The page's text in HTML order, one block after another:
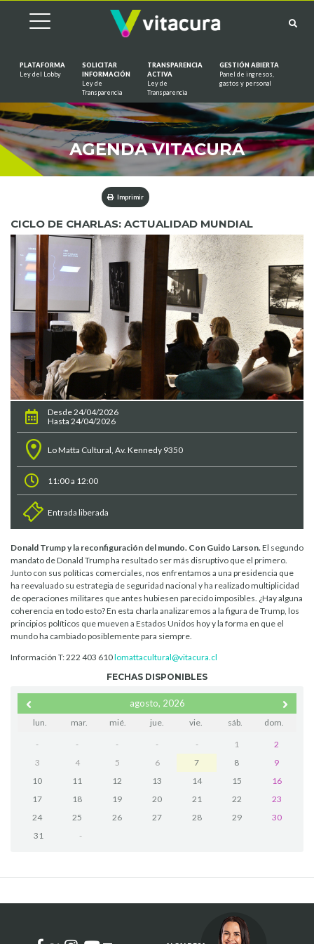
PLATAFORMA
Ley del Lobby
SOLICITAR
INFORMACIÓN
Ley de
Transparencia
TRANSPARENCIA
ACTIVA
Ley de
Transparencia
GESTIÓN ABIERTA
Panel de ingresos,
gastos y personal
AGENDA VITACURA
Imprimir
CICLO DE CHARLAS: ACTUALIDAD MUNDIAL
Desde 24/04/2026
Hasta 24/04/2026
Lo Matta Cultural, Av. Kennedy 9350
11:00 a 12:00
Entrada liberada
Donald Trump y la reconfiguración del mundo. Con Guido Larson.El segundo
mandato de Donald Trump ha resultado ser más disruptivo que el primero.
Junto con sus políticas comerciales, nos enfrentamos a una presidencia que
ha reevaluado su estrategia de seguridad nacional y ha realizado multiplicidad
de operaciones militares que antes hubiesen parecido imposibles. ¿Hay alguna
coherencia en todo esto? En esta charla analizaremos a la figura de Trump, los
principios políticos que mueven a Estados Unidos hoy y la forma en que el
mundo ha cambiado posiblemente para siempre.
Información T: 222 403 610lomattacultural@vitacura.cl
FECHAS DISPONIBLES
agosto, 2026
lun. mar. mié. jue. vie. sáb. dom.
- - - - - 1
2
3
4 5 6 7 8
9
10
11 12 13 14 15
16
17
18 19 20 21 22
23
24
25 26 27 28 29
30
31
-